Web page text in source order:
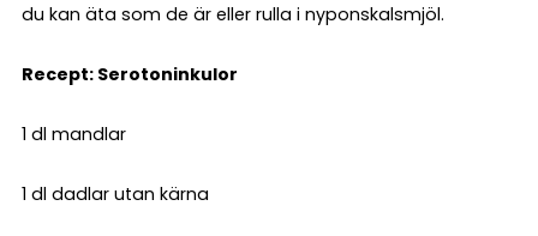
du kan äta som de är eller rulla i nyponskalsmjöl.
Recept: Serotoninkulor
1 dl mandlar
1 dl dadlar utan kärna